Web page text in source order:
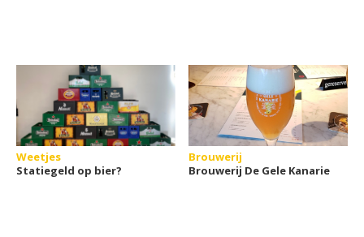
Weetjes
Statiegeld op bier?
Brouwerij
Brouwerij De Gele Kanarie